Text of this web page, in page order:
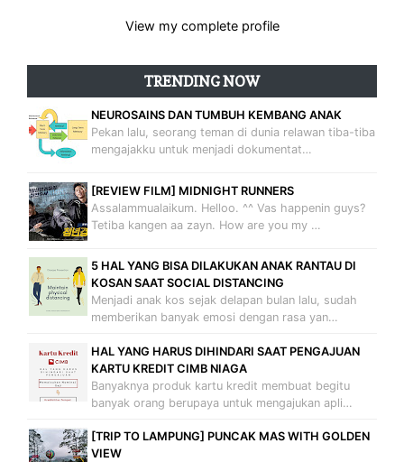
View my complete profile
TRENDING NOW
NEUROSAINS DAN TUMBUH KEMBANG ANAK
Pekan lalu, seorang teman di dunia relawan tiba-tiba
mengajakku untuk menjadi dokumentat…
[REVIEW FILM] MIDNIGHT RUNNERS
Assalammualaikum. Helloo. ^^ Vas happenin guys?
Tetiba kangen aa zayn. How are you my …
5 HAL YANG BISA DILAKUKAN ANAK RANTAU DI
KOSAN SAAT SOCIAL DISTANCING
Menjadi anak kos sejak delapan bulan lalu, sudah
memberikan banyak emosi dengan rasa yan…
HAL YANG HARUS DIHINDARI SAAT PENGAJUAN
KARTU KREDIT CIMB NIAGA
Banyaknya produk kartu kredit membuat begitu
banyak orang berupaya untuk mengajukan apli…
[TRIP TO LAMPUNG] PUNCAK MAS WITH GOLDEN
VIEW